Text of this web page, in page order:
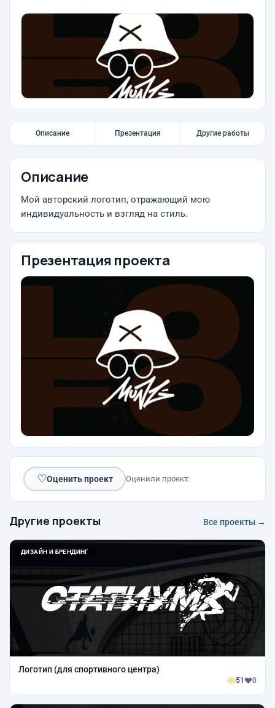
Описание Презентация Другие работы
Описание
Мой авторский логотип, отражающий мою
индивидуальность и взгляд на стиль.
Презентация проекта
♡Оценить проект Оценили проект:
Другие проекты Все проекты →
ДИЗАЙН И БРЕНДИНГ
Логотип (для спортивного центра)
51 0